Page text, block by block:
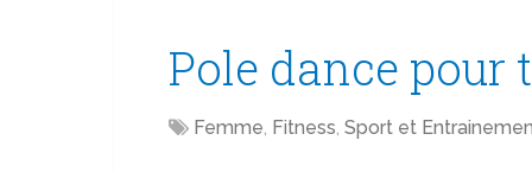
Pole dance pour
Femme, Fitness, Sport et